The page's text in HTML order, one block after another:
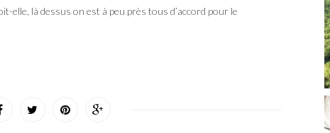
elle, là dessus on est à peu près tous d’accord pour le